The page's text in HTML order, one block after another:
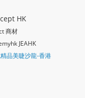
HK
商材
hk JEAHK
品美睫沙龍-香港